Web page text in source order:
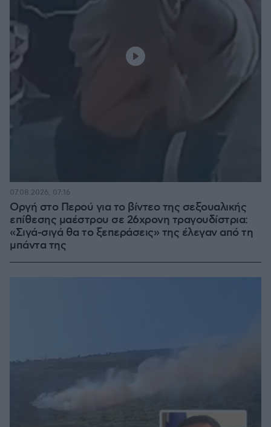
Οργή στο Περού για το βίντεο της σεξουαλικής
επίθεσης μαέστρου σε 26χρονη τραγουδίστρια:
«Σιγά-σιγά θα το ξεπεράσεις» της έλεγαν από τη
μπάντα της
07.08.2026, 07:16